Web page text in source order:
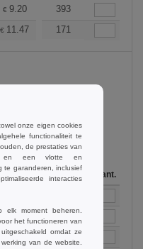
€ 9.20 8.50
393
€ 11.47 10.58
171
72-143 144-287 Meer
Op voorraad Aant.
7.91 7.30
1048
€7.91 € 7.30 €
2000
onze eigen cookies
functionaliteit te
de prestaties van
en een vlotte en
te garanderen, inclusief
interacties
elk moment beheren.
het functioneren van
omdat ze
van de website.